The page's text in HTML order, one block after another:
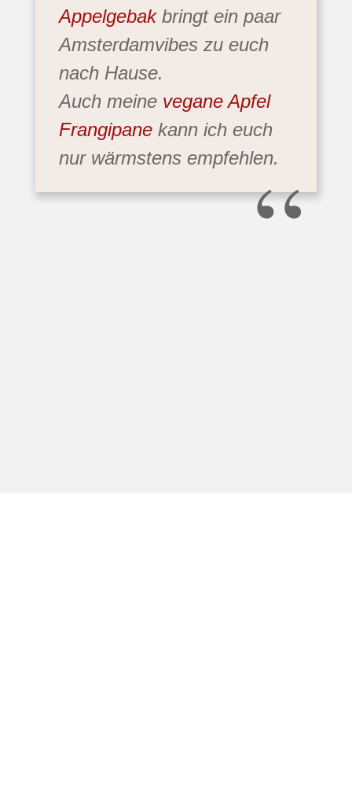
Appelgebakbringt ein paar
Amsterdamvibes zu euch
nach Hause.
Auch meine vegane Apfel
Frangipanekann ich euch
nur wärmstens empfehlen.“